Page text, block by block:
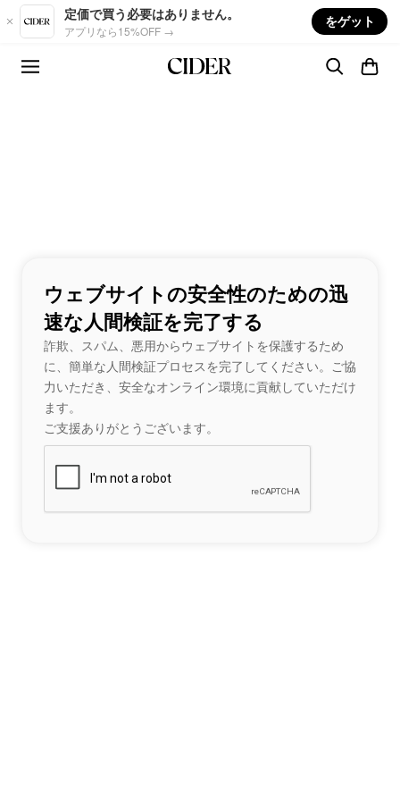
Skip to main content
定価で買う必要はありません。
アプリなら15%OFF →
をゲット
ウェブサイトの安全性のための迅
速な人間検証を完了する
詐欺、スパム、悪用からウェブサイトを保護するため
に、簡単な人間検証プロセスを完了してください。ご協
力いただき、安全なオンライン環境に貢献していただけ
ます。
ご支援ありがとうございます。